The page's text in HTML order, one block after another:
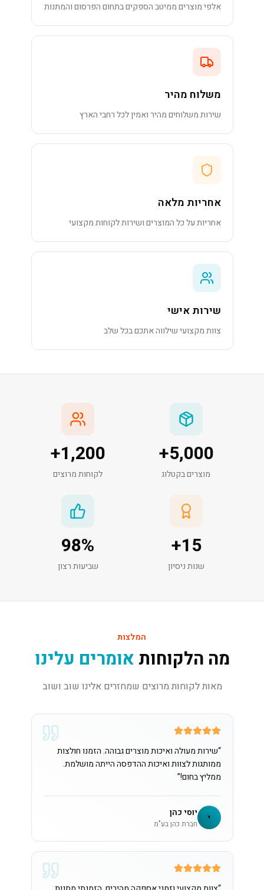
אלפי מוצרים ממיטב הספקים בתחום הפרסום והמתנות
משלוח מהיר
שירות משלוחים מהיר ואמין לכל רחבי הארץ
אחריות מלאה
אחריות על כל המוצרים ושירות לקוחות מקצועי
שירות אישי
צוות מקצועי שילווה אתכם בכל שלב
5,000
+
מוצרים בקטלוג
1,200
+
לקוחות מרוצים
15
+
שנות ניסיון
98%
שביעות רצון
המלצות
מה הלקוחות אומרים עלינו
מאות לקוחות מרוצים שמחזרים אלינו שוב ושוב
“שירות מעולה ואיכות מוצרים גבוהה. הזמנו חולצות
ממותגות לצוות ואיכות ההדפסה הייתה מושלמת.
ממליץ בחום!”
י יוסי כהן
חברת כהן בע"מ